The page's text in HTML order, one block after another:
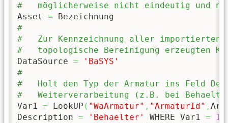
#   möglicherweise nicht eindeutig und
Asset =
#
#   Zur Kennzeichnung aller importierten
#   topologische Bereinigung erzeugten
DataSource =
'BaSYS'
#
#   Holt den Typ der Armatur ins Feld
#   Weiterverarbeitung (z.B. bei
Var1 = LookUP ( "WaArmatur" , "ArmaturId" ,
Description = 'Behaelter' WHERE Var1 =
1